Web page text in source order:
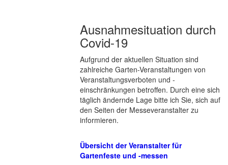
Ausnahmesituation durch
Covid-19
Aufgrund der aktuellen Situation sind
zahlreiche Garten-Veranstaltungen von
Veranstaltungsverboten und -
einschränkungen betroffen. Durch eine sich
täglich ändernde Lage bitte ich Sie, sich auf
den Seiten der Messeveranstalter zu
informieren.
Übersicht der Veranstalter für
Gartenfeste und -messen